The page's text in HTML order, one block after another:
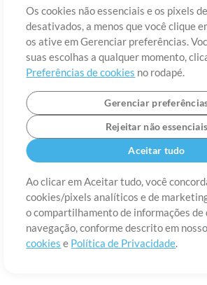
Os cookies não essenciais e os pixels
desativados, a menos que você clique
os ative em Gerenciar preferências.
suas escolhas a qualquer momento,
Preferências de cookies no rodapé.
Gerenciar
Rejeitar não essenciais
Aceitar tudo
Ao clicar em Aceitar tudo, você
cookies/pixels analíticos e de
o compartilhamento de informações
navegação, conforme descrito em nosso
cookies e Política de Privacidade.
©2006-2026 por MultiTracks LLC. Todos os